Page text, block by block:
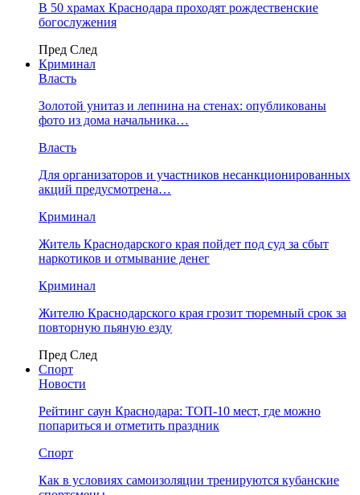
В 50 храмах Краснодара проходят рождественские
богослужения
Пред След
Криминал
Власть
​Золотой унитаз и лепнина на стенах: опубликованы
фото из дома начальника…
Власть
Для организаторов и участников несанкционированных
акций предусмотрена…
Криминал
Житель Краснодарского края пойдет под суд за сбыт
наркотиков и отмывание денег
Криминал
Жителю Краснодарского края грозит тюремный срок за
повторную пьяную езду
Пред След
Спорт
Новости
Рейтинг саун Краснодара: ТОП-10 мест, где можно
попариться и отметить праздник
Спорт
Как в условиях самоизоляции тренируются кубанские